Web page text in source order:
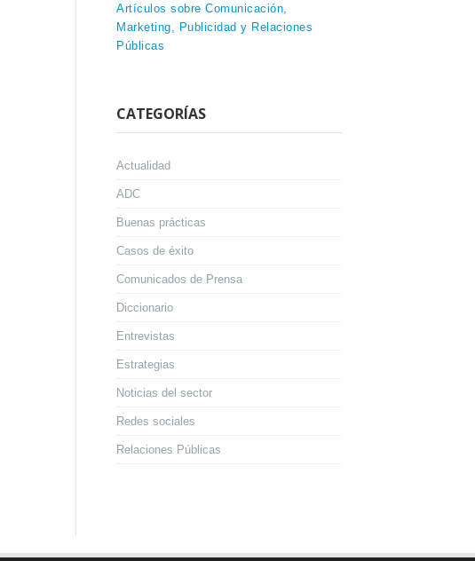
Artículos sobre Comunicación,
Marketing, Publicidad y Relaciones
Públicas
CATEGORÍAS
Actualidad
ADC
Buenas prácticas
Casos de éxito
Comunicados de Prensa
Diccionario
Entrevistas
Estrategias
Noticias del sector
Redes sociales
Relaciones Públicas